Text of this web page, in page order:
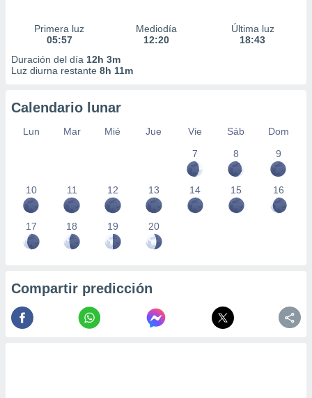
Primera luz
05:57
Mediodía
12:20
Última luz
18:43
Duración del día 12h 3m
Luz diurna restante 8h 11m
Calendario lunar
Lun Mar Mié Jue Vie Sáb
Dom
7
8 9
10 11 12 13 14 15 16
17 18 19 20
Compartir predicción